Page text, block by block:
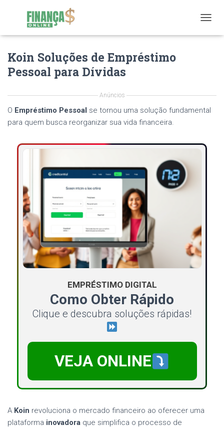
O
I
I
Koin Soluções de Empréstimo
Pessoal para Dívidas
Anúncios
O Empréstimo Pessoal se tornou uma solução fundamental
para quem busca reorganizar sua vida financeira.
EMPRÉSTIMO DIGITAL
Como Obter Rápido
Clique e descubra soluções rápidas!
VEJA ONLINE
A Koin revoluciona o mercado financeiro ao oferecer uma
plataforma inovadora que simplifica o processo de